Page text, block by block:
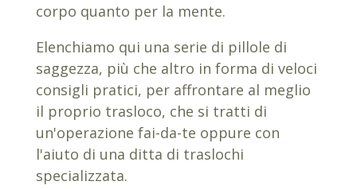
corpo quanto per la mente.
Elenchiamo qui una serie di pillole di
saggezza, più che altro in forma di veloci
consigli pratici, per affrontare al meglio
il proprio trasloco, che si tratti di
un'operazione fai-da-te oppure con
l'aiuto di una ditta di traslochi
specializzata.